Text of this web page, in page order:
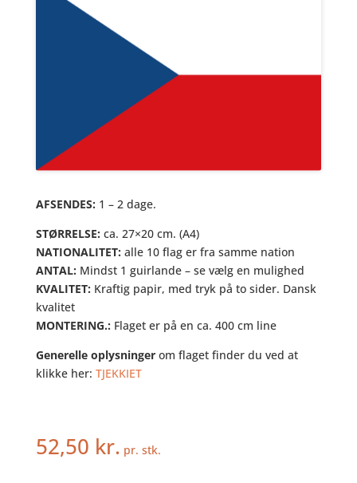
AFSENDES: 1 – 2 dage.
STØRRELSE: ca. 27×20 cm. (A4)
NATIONALITET: alle 10 flag er fra samme nation
ANTAL: Mindst 1 guirlande – se vælg en mulighed
KVALITET: Kraftig papir, med tryk på to sider. Dansk
kvalitet
MONTERING.: Flaget er på en ca. 400 cm line
Generelle oplysningerom flaget finder du ved at
klikke her: TJEKKIET
52,50 kr. pr. stk.